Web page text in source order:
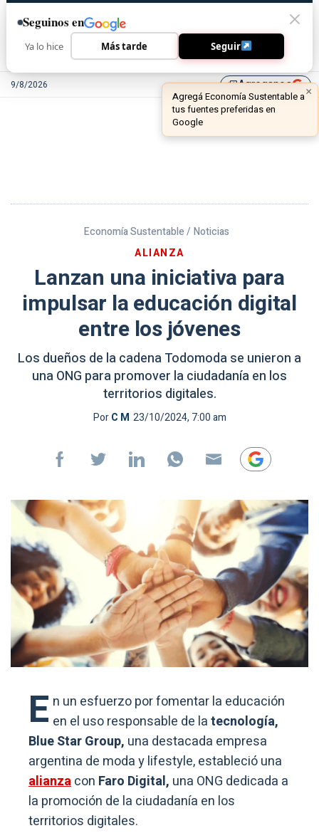
9/8/2026 library_addAgreganos
Economía Sustentable / Noticias
ALIANZA
Lanzan una iniciativa para
impulsar la educación digital
entre los jóvenes
Los dueños de la cadena Todomoda se unieron a
una ONG para promover la ciudadanía en los
territorios digitales.
PorC M 23/10/2024, 7:00 am
E n un esfuerzo por fomentar la educación
en el uso responsable de latecnología,
Blue Star Group, una destacada empresa
argentina de moda y lifestyle, estableció una
alianzacon Faro Digital, una ONG dedicada a
la promoción de la ciudadanía en los
territorios digitales.
Seguinos en
Ya lo hice Más tarde Seguir